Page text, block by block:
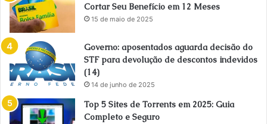
Cortar Seu Benefício em 12 Meses
15 de maio de 2025
Governo: aposentados aguarda decisão do
STF para devolução de descontos indevidos
(14)
14 de junho de 2025
Top 5 Sites de Torrents em 2025: Guia
Completo e Seguro